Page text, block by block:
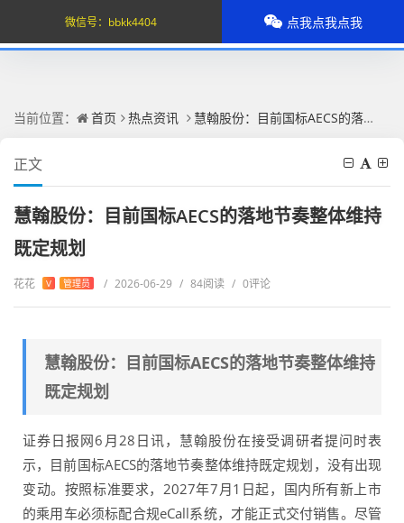
当前位置： 首页 热点资讯 慧翰股份：目前国标AECS的落地节奏整体维持既定规划
正文
慧翰股份：目前国标AECS的落地节奏整体维持
既定规划
花花 V 管理员 / 2026-06-29 / 84阅读 / 0评论
慧翰股份：目前国标AECS的落地节奏整体维持
既定规划
证券日报网6月28日讯，慧翰股份在接受调研者提问时表
示，目前国标AECS的落地节奏整体维持既定规划，没有出现
变动。按照标准要求，2027年7月1日起，国内所有新上市
的乘用车必须标配合规eCall系统，才能正式交付销售。尽管
微信号： bbkk4404 点我点我点我